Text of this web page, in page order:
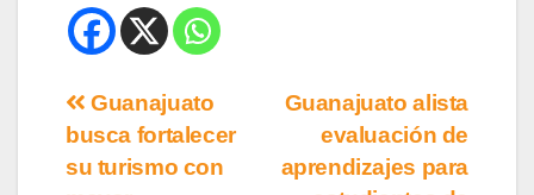
Guanajuato alista
evaluación de
aprendizajes para
Guanajuato
busca fortalecer
su turismo con